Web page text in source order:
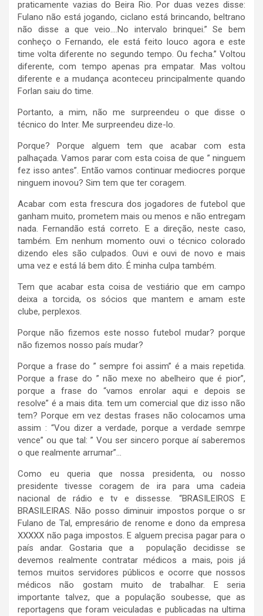
praticamente vazias do Beira Rio. Por duas vezes disse:
Fulano não está jogando, ciclano está brincando, beltrano
não disse a que veio….No intervalo brinquei.” Se bem
conheço o Fernando, ele está feito louco agora e este
time volta diferente no segundo tempo. Ou fecha.” Voltou
diferente, com tempo apenas pra empatar. Mas voltou
diferente e a mudança aconteceu principalmente quando
Forlan saiu do time.
Portanto, a mim, não me surpreendeu o que disse o
técnico do Inter. Me surpreendeu dize-lo.
Porque? Porque alguem tem que acabar com esta
palhaçada. Vamos parar com esta coisa de que ” ninguem
fez isso antes”. Então vamos continuar mediocres porque
ninguem inovou? Sim tem que ter coragem.
Acabar com esta frescura dos jogadores de futebol que
ganham muito, prometem mais ou menos e não entregam
nada. Fernandão está correto. E a direção, neste caso,
também. Em nenhum momento ouvi o técnico colorado
dizendo eles são culpados. Ouvi e ouvi de novo e mais
uma vez e está lá bem dito. É minha culpa também.
Tem que acabar esta coisa de vestiário que em campo
deixa a torcida, os sócios que mantem e amam este
clube, perplexos.
Porque não fizemos este nosso futebol mudar? porque
não fizemos nosso país mudar?
Porque a frase do ” sempre foi assim” é a mais repetida.
Porque a frase do ” não mexe no abelheiro que é pior”,
porque a frase do “vamos enrolar aqui e depois se
resolve” é a mais dita. tem um comercial que diz isso não
tem? Porque em vez destas frases não colocamos uma
assim : “Vou dizer a verdade, porque a verdade semrpe
vence” ou que tal: ” Vou ser sincero porque aí saberemos
o que realmente arrumar”…
Como eu queria que nossa presidenta, ou nosso
presidente tivesse coragem de ira para uma cadeia
nacional de rádio e tv e dissesse. “BRASILEIROS E
BRASILEIRAS. Não posso diminuir impostos porque o sr
Fulano de Tal, empresário de renome e dono da empresa
XXXXX não paga impostos. E alguem precisa pagar para o
país andar. Gostaria que a população decidisse se
devemos realmente contratar médicos a mais, pois já
temos muitos servidores públicos e ocorre que nossos
médicos não gostam muito de trabalhar. E seria
importante talvez, que a população soubesse, que as
reportagens que foram veiculadas e publicadas na ultima